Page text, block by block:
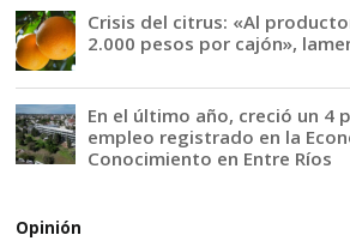
Crisis del citrus: «Al
2.000 pesos por cajón»,
En el último año, creció un 4
empleo registrado en la
Conocimiento en Entre Ríos
Opinión